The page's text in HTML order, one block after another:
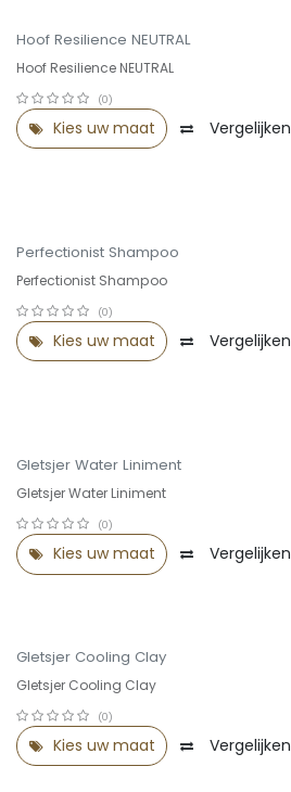
Hoof Resilience NEUTRAL
Hoof Resilience NEUTRAL
(0)
Kies uw maat Vergelijken
Perfectionist Shampoo
Perfectionist Shampoo
(0)
Kies uw maat Vergelijken
OUTLET -30%
Gletsjer Water Liniment
Gletsjer Water Liniment
(0)
Kies uw maat Vergelijken
OUTLET -30%
Gletsjer Cooling Clay
Gletsjer Cooling Clay
(0)
Kies uw maat Vergelijken